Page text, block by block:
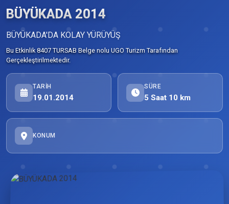
BÜYÜKADA 2014
BÜYÜKADA'DA KOLAY YÜRÜYÜŞ
Bu Etkinlik 8407 TURSAB Belge nolu UGO Turizm Tarafından
Gerçekleştirilmektedir.
TARIH
19.01.2014
SÜRE
5 Saat 10 km
KONUM